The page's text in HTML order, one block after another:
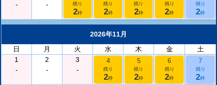
-
-
残り
2枠
残り
2枠
残り
2枠
残り
2枠
残り
2枠
2026年11月
日
月 火 水 木 金
土
1
-
2
-
3
-
4
残り
2枠
5
残り
2枠
6
残り
2枠
7
残り
2枠